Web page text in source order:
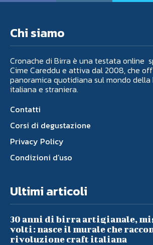
Chi siamo
Cronache di Birra è una testata online
Cime Careddu e attiva dal 2008, che
panoramica quotidiana sul mondo
italiana e straniera.
Contatti
Corsi di degustazione
Privacy Policy
Condizioni d’uso
Ultimi articoli
30 anni di birra artigianale,
volti: nasce il murale che
rivoluzione craft italiana